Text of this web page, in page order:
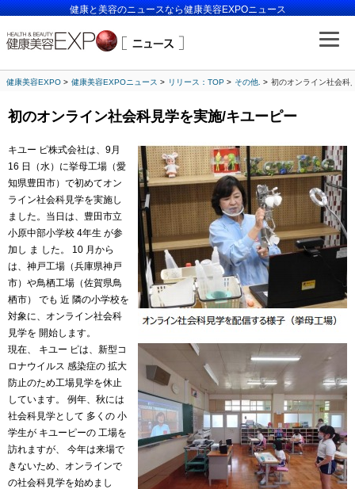
健康と美容のニュースなら健康美容EXPOニュース
健康美容EXPO 健康美容EXPOニュース リリース：TOP その他. 初のオンライン社会科
初のオンライン社会科見学を実施/キユーピー
キユー ピ株式会社は、9月
16 日（水）に挙母工場（愛
知県豊田市）で初めてオン
ライン社会科見学を実施し
ました。当日は、豊田市立
小原中部小学校 4年生 が参
加し ま した。 10 月から
は、神戸工場（兵庫県神戸
市）や鳥栖工場（佐賀県鳥
栖市） でも 近 隣の小学校を
対象に、オンライン社会科
見学を 開始します。
現在、 キユー ピは、新型コ
ロナウイルス 感染症の 拡大
防止のため工場見学を休止
しています。 例年、秋には
社会科見学として 多くの 小
学生が キユーピーの 工場を
訪れますが、 今年は来場で
きないため、オンラインで
の社会科見学を始めまし